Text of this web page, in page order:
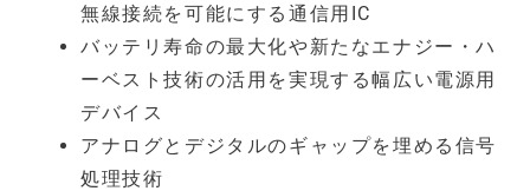
無線接続を可能にする通信用IC
バッテリ寿命の最大化や新たなエナジー・ハ
ーベスト技術の活用を実現する幅広い電源用
デバイス
アナログとデジタルのギャップを埋める信号
処理技術